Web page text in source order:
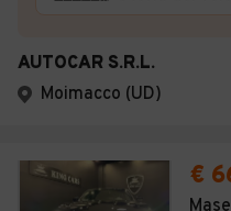
AUTOCAR S.R.L.
Moimacco (UD)
€